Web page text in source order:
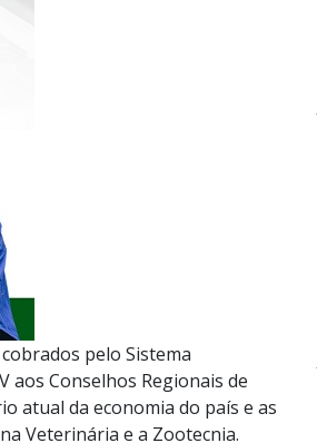
pelo Sistema
aos Conselhos Regionais de
atual da economia do país e as
Veterinária e a Zootecnia.